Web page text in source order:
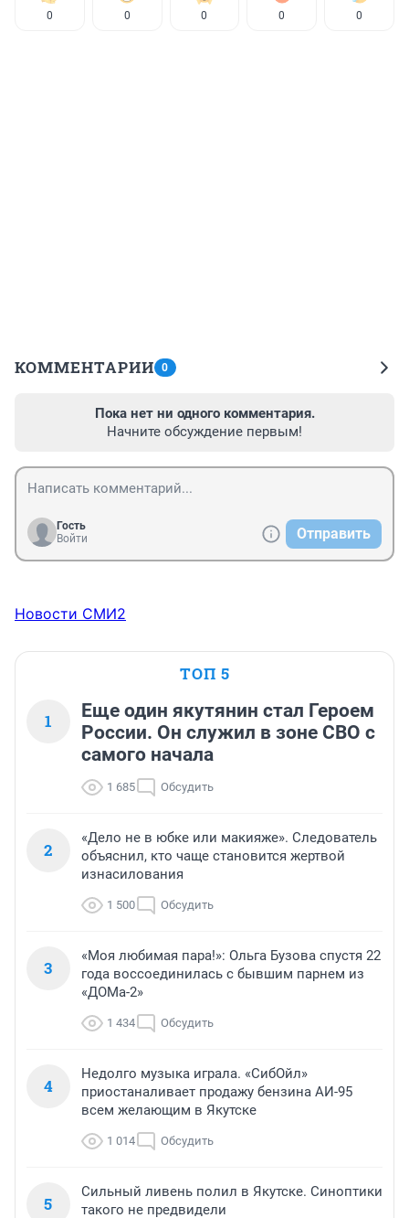
0 0 0 0 0
КОММЕНТАРИИ 0
Пока нет ни одного комментария.
Начните обсуждение первым!
Гость
Войти
Отправить
Новости СМИ2
ТОП 5
1
Еще один якутянин стал Героем
России. Он служил в зоне СВО с
самого начала
1 685 Обсудить
2
«Дело не в юбке или макияже». Следователь
объяснил, кто чаще становится жертвой
изнасилования
1 500 Обсудить
3
«Моя любимая пара!»: Ольга Бузова спустя 22
года воссоединилась с бывшим парнем из
«ДОМа-2»
1 434 Обсудить
4
Недолго музыка играла. «СибОйл»
приостаналивает продажу бензина АИ-95
всем желающим в Якутске
1 014 Обсудить
5
Сильный ливень полил в Якутске. Синоптики
такого не предвидели